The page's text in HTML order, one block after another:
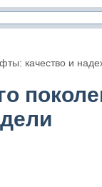
качество и